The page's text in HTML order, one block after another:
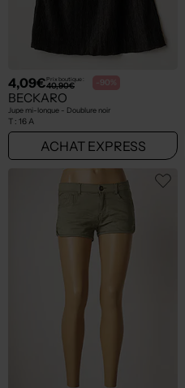
4,09€Prix boutique :
40,90€ -90%
BECKARO
Jupe mi-longue - Doublure noir
T : 16 A
ACHAT EXPRESS